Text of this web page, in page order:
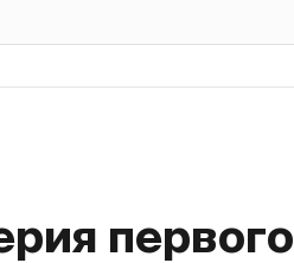
первого